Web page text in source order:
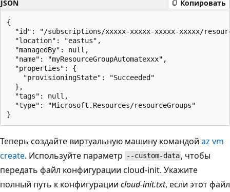
JSON Копировать
{
"id": "/subscriptions/xxxxx-xxxxx-xxxxx-xxxxx/
  "location": "eastus",
  "managedBy": null,
  "name": "myResourceGroupAutomatexxx",
  "properties": {
    "provisioningState": "Succeeded"
  },
  "tags": null,
  "type": "Microsoft.Resources/resourceGroups"
Теперь создайте виртуальную машину командой az vm
create. Используйте параметр --custom-data , чтобы
передать файл конфигурации cloud-init. Укажите
полный путь к конфигурации cloud-init.txt, если этот файл